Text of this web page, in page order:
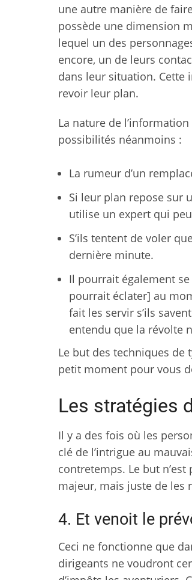
une autre manière de
possède une dimension
lequel un des
encore, un de leurs
dans leur situation. Cette
revoir leur plan.
La nature de
possibilités néanmoins :
La rumeur d’un
Si leur plan repose sur
utilise un expert qui
S’ils tentent de voler
dernière minute.
Il pourrait également
pourrait éclater] au
fait les servir s’ils
entendu que la révolte
Le but des techniques de
petit moment pour vous
Les stratégies
Il y a des fois où les
clé de l’intrigue au
contretemps. Le but
majeur, mais juste de les
4. Et venoit le
Ceci ne fonctionne que
dirigeants ne voudront